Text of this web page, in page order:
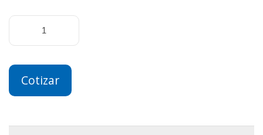
Cotizar